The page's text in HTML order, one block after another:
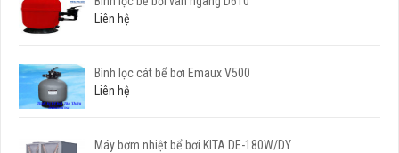
Liên hệ
Bình lọc cát bể bơi Emaux V500
Liên hệ
Máy bơm nhiệt bể bơi KITA DE-180W/DY